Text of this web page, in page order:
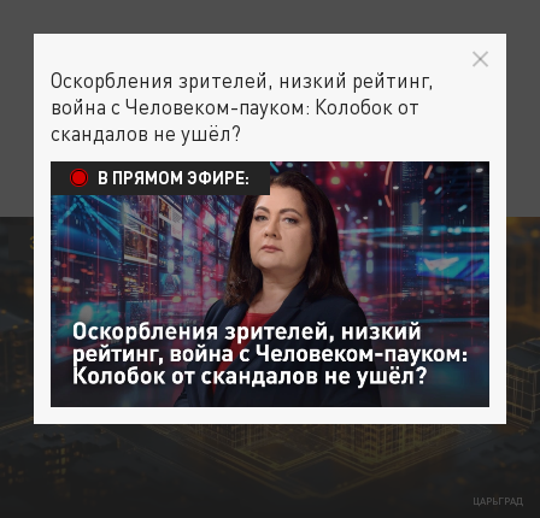
ЦАРЬГРАД
ЭКОНОМИКА
Оскорбления зрителей, низкий рейтинг,
война с Человеком-пауком: Колобок от
скандалов не ушёл?
В ПРЯМОМ ЭФИРЕ: